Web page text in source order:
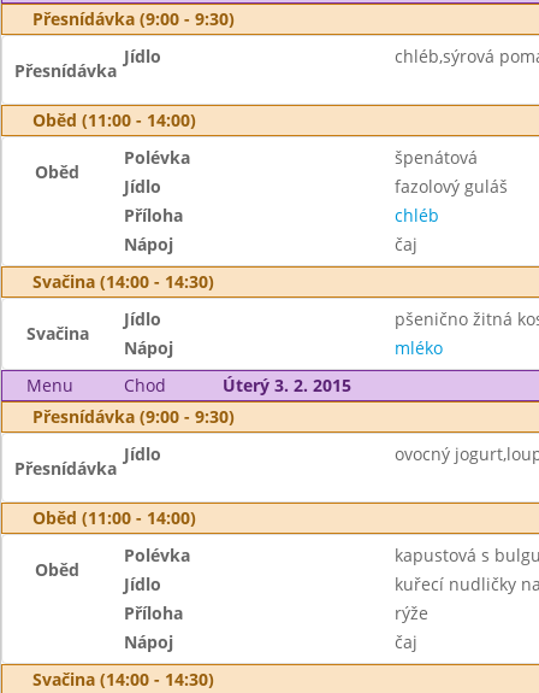
Přesnídávka (9:00 - 9:30)
Přesnídávka
Jídlo chléb,sýrová
Oběd (11:00 - 14:00)
Oběd
Polévka
špenátová
Jídlo
fazolový guláš
Příloha
chléb
Nápoj
čaj
Svačina (14:00 - 14:30)
Svačina
Jídlo
pšenično žitná
Nápoj
mléko
Menu
Chod
Úterý 3. 2. 2015
Přesnídávka (9:00 - 9:30)
Přesnídávka
Jídlo ovocný
Oběd (11:00 - 14:00)
Oběd
Polévka
kapustová s
Jídlo
kuřecí nudličky
Příloha
rýže
Nápoj
čaj
Svačina (14:00 - 14:30)